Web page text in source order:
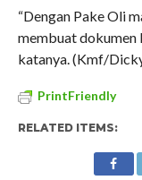
“Dengan Pake Oli
membuat dokumen
katanya. (Kmf/
PrintFriendly
RELATED ITEMS: